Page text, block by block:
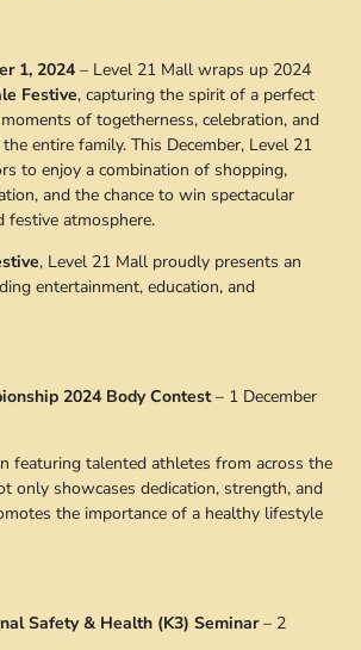
1, 2024 – Level 21 Mall wraps up 2024
Festive, capturing the spirit of a perfect
of togetherness, celebration, and
entire family. This December, Level 21
to enjoy a combination of shopping,
and the chance to win spectacular
festive atmosphere.
, Level 21 Mall proudly presents an
entertainment, education, and
2024 Body Contest– 1 December
featuring talented athletes from across the
only showcases dedication, strength, and
the importance of a healthy lifestyle
Safety & Health (K3) Seminar– 2